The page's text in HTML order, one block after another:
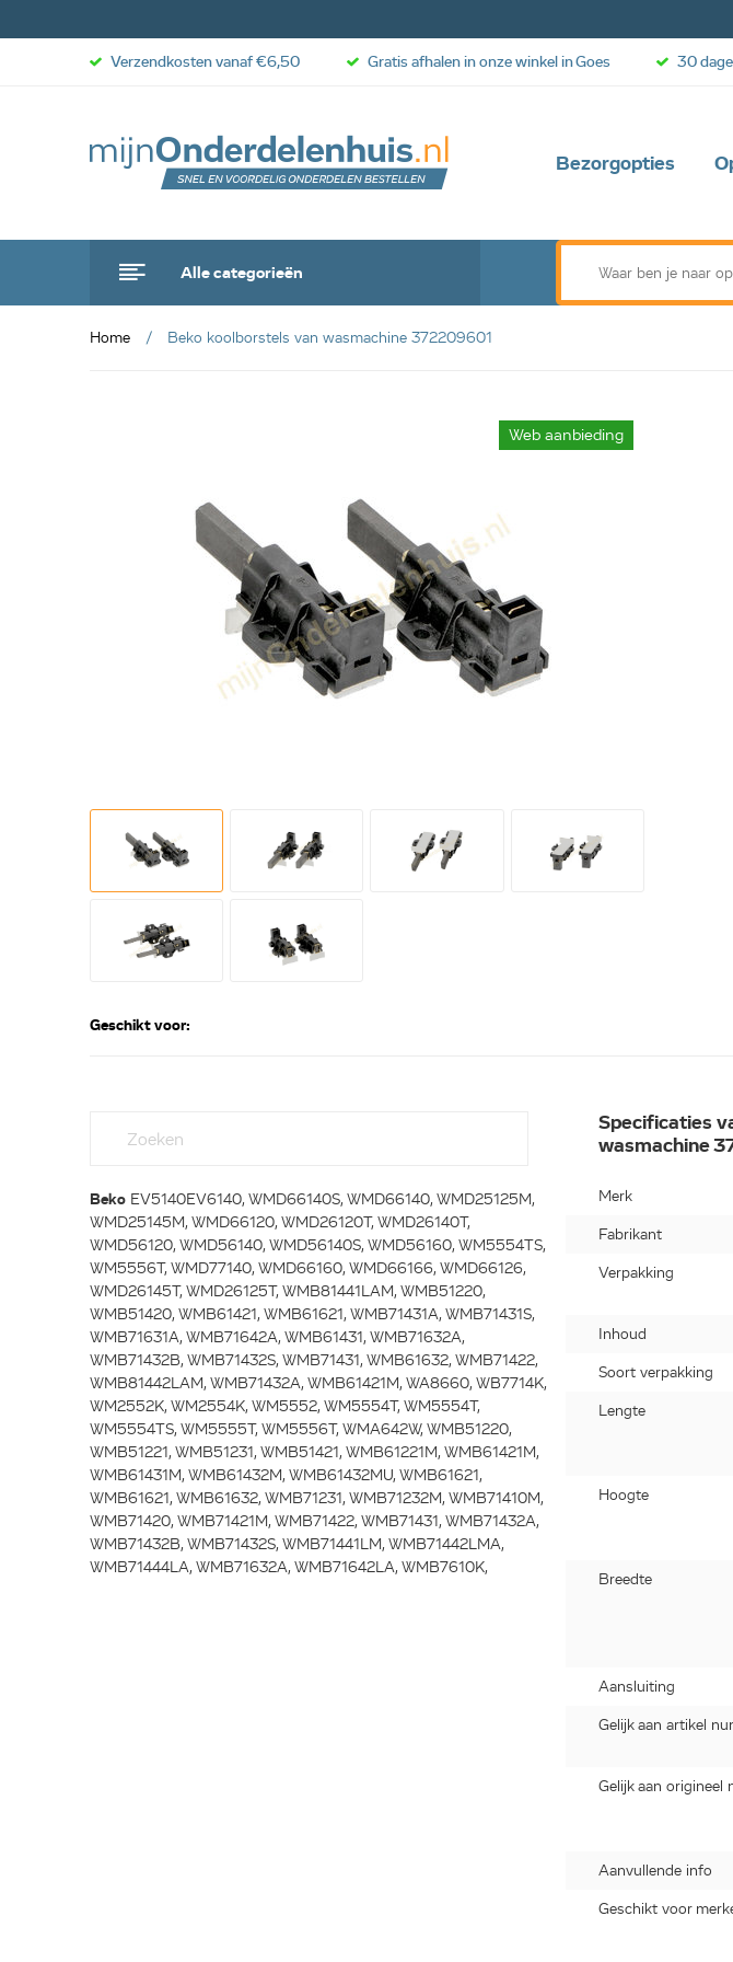
Bezorgopties
Alle categorieën
Verzendkosten vanaf €6,50 Gratis afhalen in onze winkel in Goes 30
Home Beko koolborstels van wasmachine 372209601
Web aanbieding
Geschikt voor:
Beko EV5140EV6140, WMD66140S, WMD66140, WMD25125M,
WMD25145M, WMD66120, WMD26120T, WMD26140T,
WMD56120, WMD56140, WMD56140S, WMD56160, WM5554TS,
WM5556T, WMD77140, WMD66160, WMD66166, WMD66126,
WMD26145T, WMD26125T, WMB81441LAM, WMB51220,
WMB51420, WMB61421, WMB61621, WMB71431A, WMB71431S,
WMB71631A, WMB71642A, WMB61431, WMB71632A,
WMB71432B, WMB71432S, WMB71431, WMB61632, WMB71422,
WMB81442LAM, WMB71432A, WMB61421M, WA8660, WB7714K,
WM2552K, WM2554K, WM5552, WM5554T, WM5554T,
WM5554TS, WM5555T, WM5556T, WMA642W, WMB51220,
WMB51221, WMB51231, WMB51421, WMB61221M, WMB61421M,
WMB61431M, WMB61432M, WMB61432MU, WMB61621,
WMB61621, WMB61632, WMB71231, WMB71232M, WMB71410M,
WMB71420, WMB71421M, WMB71422, WMB71431, WMB71432A,
WMB71432B, WMB71432S, WMB71441LM, WMB71442LMA,
WMB71444LA, WMB71632A, WMB71642LA, WMB7610K,
Specificaties
wasmachine
Merk
Fabrikant
Verpakking
Inhoud
Soort verpakking
Lengte
Hoogte
Breedte
Aansluiting
Gelijk aan artikel
Gelijk aan origineel
Aanvullende info
Geschikt voor